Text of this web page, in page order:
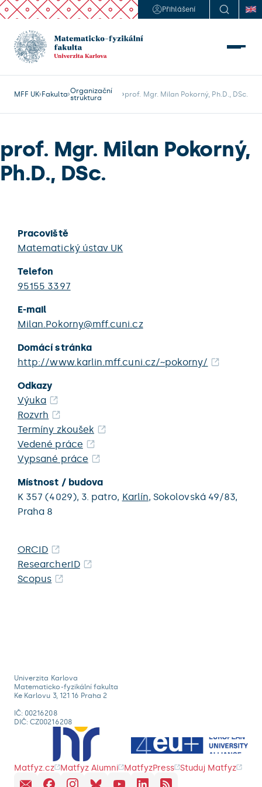
Přihlášení
MFF UK Fakulta Organizační
struktura
prof. Mgr. Milan Pokorný, Ph.D., DSc.
prof. Mgr. Milan Pokorný,
Ph.D., DSc.
Pracoviště
Matematický ústav UK
Telefon
95155 3397
E-mail
Milan.Pokorny@mff.cuni.cz
Domácí stránka
http://www.karlin.mff.cuni.cz/~pokorny/
Odkazy
Výuka
Rozvrh
Termíny zkoušek
Vedené práce
Vypsané práce
Místnost / budova
K 357 (4029), 3. patro, Karlín,Sokolovská 49/83,
Praha 8
ORCID
ResearcherID
Scopus
Univerzita Karlova
Matematicko-fyzikální fakulta
Ke Karlovu 3, 121 16 Praha 2
IČ: 00216208
DIČ: CZ00216208
Matfyz.cz Matfyz Alumni MatfyzPress Studuj Matfyz